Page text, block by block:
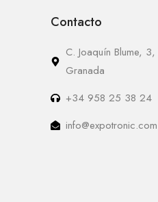
Contacto
C. Joaquín Blume,
Granada
+34 958 25 38 24
info@expotronic.com